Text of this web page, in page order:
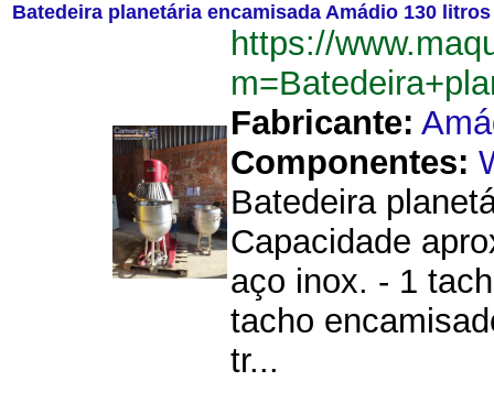
Batedeira planetária encamisada Amádio 130 litros
https://
Fabricante:
Componentes:
Batedeira
Capacidade
aço inox. - 1
tacho
tr...